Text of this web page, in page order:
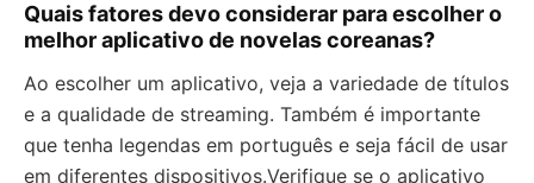
Quais fatores devo considerar para escolher o
melhor aplicativo de novelas coreanas?
Ao escolher um aplicativo, veja a variedade de títulos
e a qualidade de streaming. Também é importante
que tenha legendas em português e seja fácil de usar
em diferentes dispositivos.Verifique se o aplicativo